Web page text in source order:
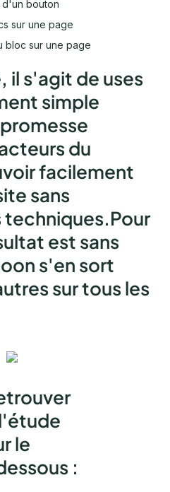
d'un bouton
sur une page
bloc sur une page
il s'agit de uses
simple
du
facilement
sans
techniques.Pour
est sans
s'en sort
sur tous les
le
: